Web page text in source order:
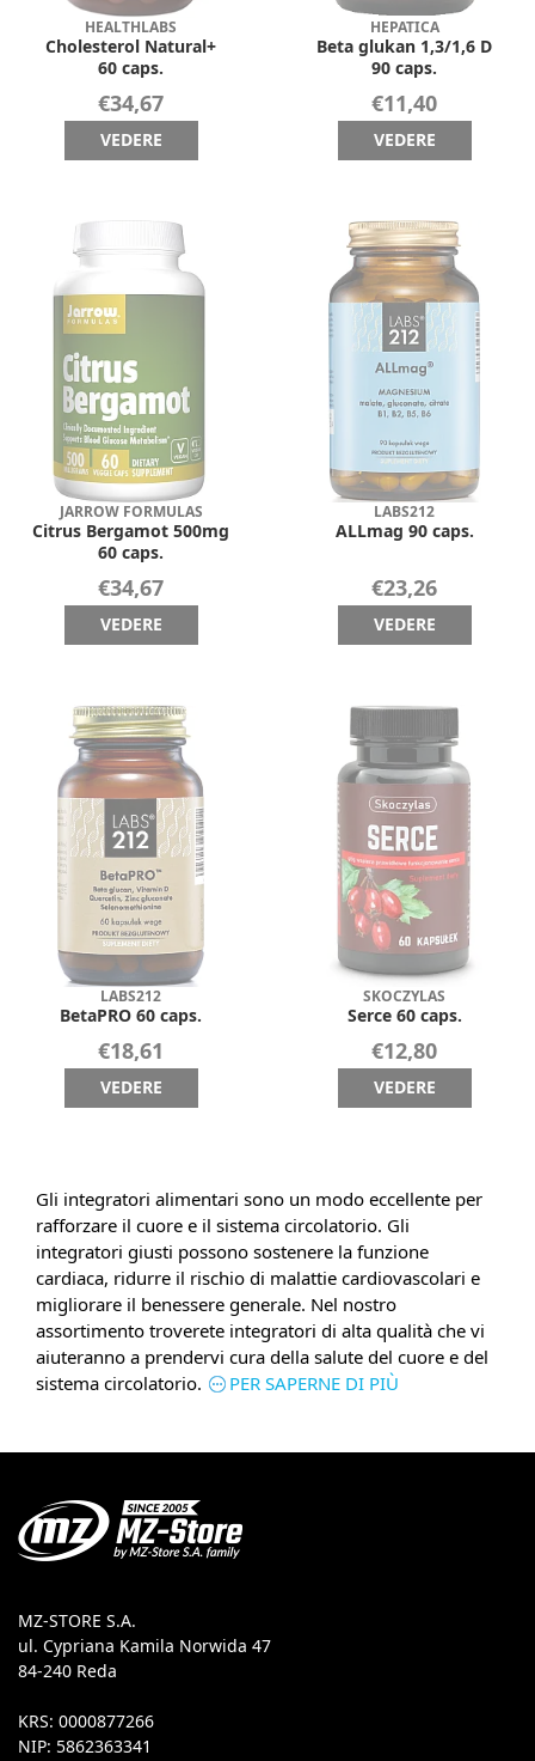
HEALTHLABS
Cholesterol Natural+
60 caps.
€34,67
VEDERE
HEPATICA
Beta glukan 1,3/1,6 D
90 caps.
€11,40
VEDERE
JARROW FORMULAS
Citrus Bergamot 500mg
60 caps.
€34,67
VEDERE
LABS212
ALLmag 90 caps.
€23,26
VEDERE
LABS212
BetaPRO 60 caps.
€18,61
VEDERE
SKOCZYLAS
Serce 60 caps.
€12,80
VEDERE
Gli integratori alimentari sono un modo eccellente per
rafforzare il cuore e il sistema circolatorio. Gli
integratori giusti possono sostenere la funzione
cardiaca, ridurre il rischio di malattie cardiovascolari e
migliorare il benessere generale. Nel nostro
assortimento troverete integratori di alta qualità che vi
aiuteranno a prendervi cura della salute del cuore e del
sistema circolatorio.
PER SAPERNE DI PIÙ
MZ-STORE S.A.
ul. Cypriana Kamila Norwida 47
84-240 Reda
KRS: 0000877266
NIP: 5862363341